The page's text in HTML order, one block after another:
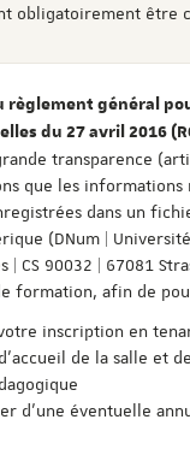
obligatoirement être
règlement général
du 27 avril 2016
transparence
que les informations
dans un
(DNum |
| CS 90032 | 67081
formation, afin de
inscription en
de la salle et
d'une éventuelle